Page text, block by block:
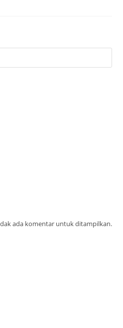
ada komentar untuk ditampilkan.